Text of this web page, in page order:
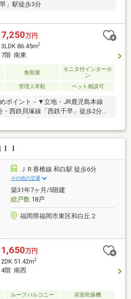
」駅徒歩3分
7,250万円
3LDK 86.45m2
7階 南東
角部屋
モニタ付インターホ
ン
管理人常駐 ペット相談可
ポイント－▼立地・JR鹿児島本線
・西鉄貝塚線「西鉄千早」徒歩2分▼
帖、和室が隣接・L字型の対面式キ
様・可動棚付のSC等、随所に収納
理体制・ジム等の共用施設有(一部有
場1住戸1台利用可能(車種による)▼設
ズUB▼周辺環境・にしてつストアレ
歩3分(約240m)■ ご希望の住まい探し
す ━━━━━・・・物件の詳細・ご相
い合わせください。
Ｉ
ＪＲ香椎線 和白駅 徒歩6分
その他の交通
築31年7ヶ月/5階建
総戸数18戸
福岡県福岡市東区和白丘２
1,650万円
2DK 51.42m2
4階 南西
ルーフバルコニー 浴室乾燥機